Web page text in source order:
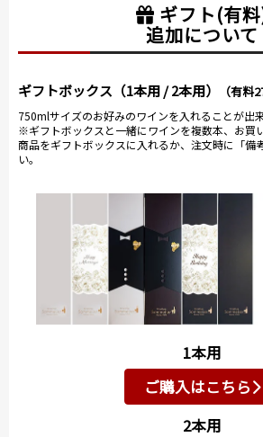
ギフト(有
追加について
ギフトボックス（1本用 / 2本用） （有料
750mlサイズのお好みのワインを入れることが出来
※ギフトボックスと一緒にワインを複数本、お買
商品をギフトボックスに入れるか、注文時に「備
い。
1本用
ご購入はこちら
2本用